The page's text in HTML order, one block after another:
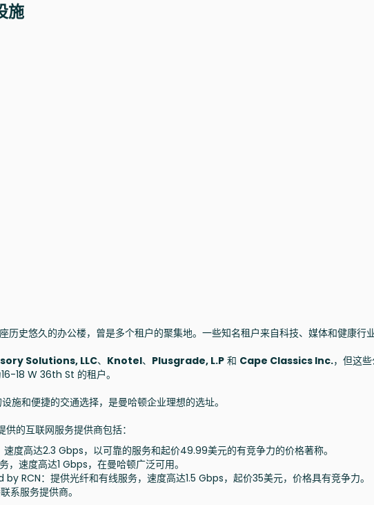
施
史悠久的办公楼，曾是多个租户的聚集地。一些知名租户来自科技、媒体和健康行业
Solutions, LLC、 Knotel、 Plusgrade, L.P 和 Cape Classics Inc.，但这
18 W 36th St 的租户。
施和便捷的交通选择，是曼哈顿企业理想的选址。
的互联网服务提供商包括：
度高达2.3 Gbps，以可靠的服务和起价49.99美元的有竞争力的价格著称。
速度高达1 Gbps，在曼哈顿广泛可用。
RCN：提供光纤和有线服务，速度高达1.5 Gbps，起价35美元，价格具有竞争力。
系服务提供商。